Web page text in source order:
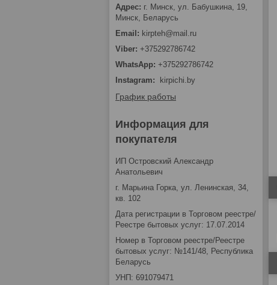
г. Минск, ул. Бабушкина, 19,
Минск, Беларусь
kirpteh@mail.ru
+375292786742
+375292786742
Instagram
kirpichi.by
График работы
Информация для
покупателя
ИП Островский Александр
Анатольевич
г. Марьина Горка, ул. Ленинская, 34,
кв. 102
Дата регистрации в Торговом реестре/
Реестре бытовых услуг: 17.07.2014
Номер в Торговом реестре/Реестре
бытовых услуг: №141/48, Республика
Беларусь
УНП: 691079471